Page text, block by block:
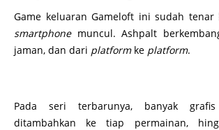
Game keluaran Gameloft ini sudah tenar
smartphonemuncul. Ashpalt
jaman, dan dari platformke platform.
Pada seri terbarunya, banyak
ditambahkan ke tiap permainan,